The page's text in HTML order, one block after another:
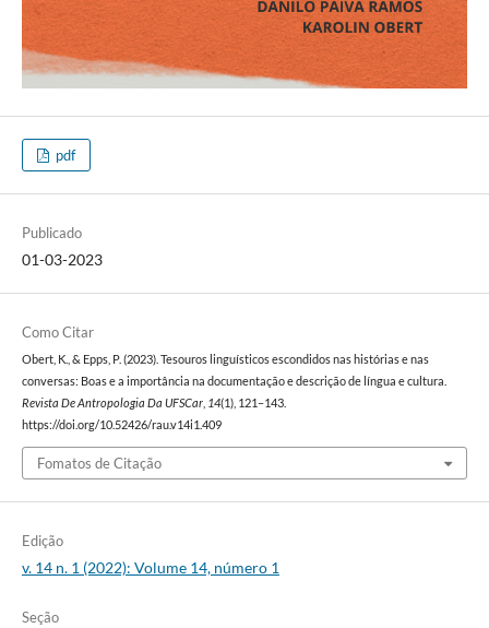
pdf
Publicado
01-03-2023
Como Citar
Obert, K., & Epps, P. (2023). Tesouros linguísticos escondidos nas histórias e nas
conversas: Boas e a importância na documentação e descrição de língua e cultura.
Revista De Antropologia Da UFSCar, 14(1), 121–143.
https://doi.org/10.52426/rau.v14i1.409
Fomatos de Citação
Edição
v. 14 n. 1 (2022): Volume 14, número 1
Seção